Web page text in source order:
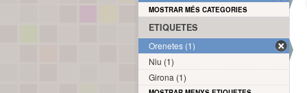
MOSTRAR MÉS CATEGORIES
ETIQUETES
Orenetes (1)
Niu (1)
Girona (1)